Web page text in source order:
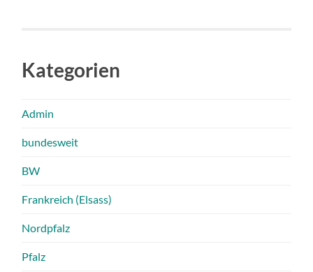
Kategorien
Admin
bundesweit
BW
Frankreich (Elsass)
Nordpfalz
Pfalz